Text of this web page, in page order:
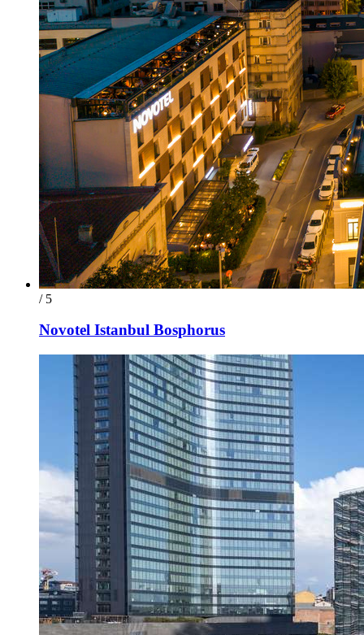
/ 5
Novotel Istanbul Bosphorus